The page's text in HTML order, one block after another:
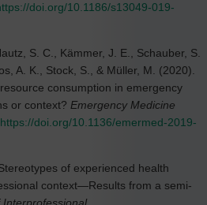
doi.org/10.1186/s13049-019-
S. C., Kämmer, J. E., Schauber, S.
A. K., Stock, S., & Müller, M. (2020).
consumption in emergency
or context? Emergency Medicine
https://doi.org/10.1136/emermed-2019-
of experienced health
context—Results from a semi-